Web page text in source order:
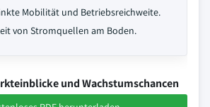
Mobilität und Betriebsreichweite.
von Stromquellen am Boden.
und Wachstumschancen